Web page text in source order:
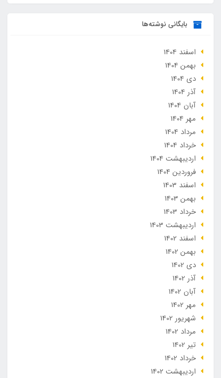
بایگانی نوشته‌ها
اسفند 1404
بهمن 1404
دی 1404
آذر 1404
آبان 1404
مهر 1404
مرداد 1404
خرداد 1404
ارديبهشت 1404
فروردین 1404
اسفند 1403
بهمن 1403
خرداد 1403
ارديبهشت 1403
اسفند 1402
بهمن 1402
دی 1402
آذر 1402
آبان 1402
مهر 1402
شهریور 1402
مرداد 1402
تير 1402
خرداد 1402
ارديبهشت 1402